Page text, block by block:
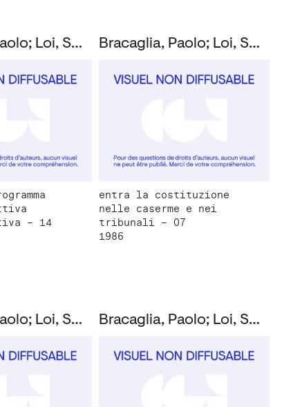
Bracaglia, Paolo; Loi, Susanna; Montanucci, Giuseppe
– 14
Bracaglia, Paolo; Loi, Susanna; Montanucci, Giuseppe
entra la costituzione
nelle caserme e nei
tribunali – 07
1986
Bracaglia, Paolo; Loi, Susanna; Montanucci, Giuseppe Bracaglia, Paolo; Loi, Susanna; Montanucci, Giuseppe